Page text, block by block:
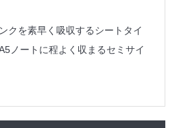
クを素早く吸収するシートタイ
ノートに程よく収まるセミサイ